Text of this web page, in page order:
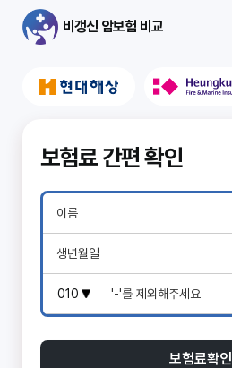
비갱신 암보험 비교
보험료 간편 확인
보험료확인